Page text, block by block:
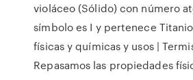
violáceo (Sólido) con número
símbolo es I y pertenece
físicas y químicas y usos |
Repasamos las propiedades